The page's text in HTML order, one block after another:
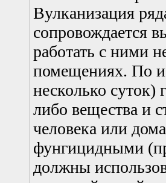
Вулканизация
сопровождается
работать с ними
помещениях. По
несколько суток)
либо вещества и
человека или
фунгицидными
должны